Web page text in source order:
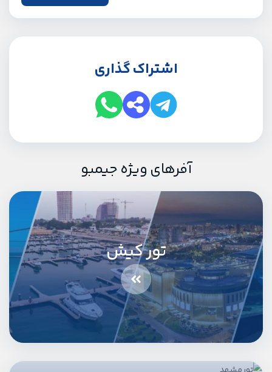
اشتراک گذاری
آفرهای ویژه جیمبو
تور کیش